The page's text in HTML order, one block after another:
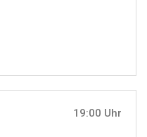
19:00 Uhr